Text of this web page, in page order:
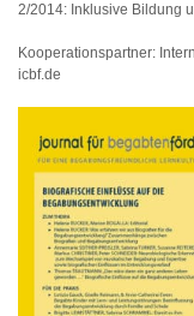
2/2014: Inklusive Bildung
Kooperationspartner:
icbf.de